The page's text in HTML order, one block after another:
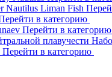
Nautilus Liman Fish
в категорию
Перейти в категорию
плавучести
Перейти в категорию